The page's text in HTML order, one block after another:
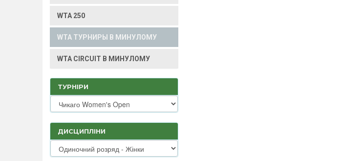
WTA 250
WTA ТУРНИРЫ В МИНУЛОМУ
WTA CIRCUIT В МИНУЛОМУ
ТУРНІРИ
ДИСЦИПЛІНИ